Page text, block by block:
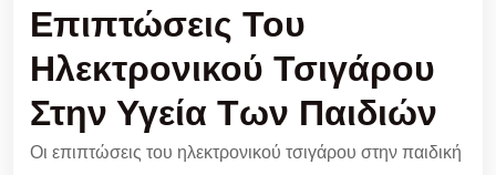
Επιπτώσεις Του
Ηλεκτρονικού Τσιγάρου
Στην Υγεία Των Παιδιών
Οι επιπτώσεις του ηλεκτρονικού τσιγάρου στην παιδική